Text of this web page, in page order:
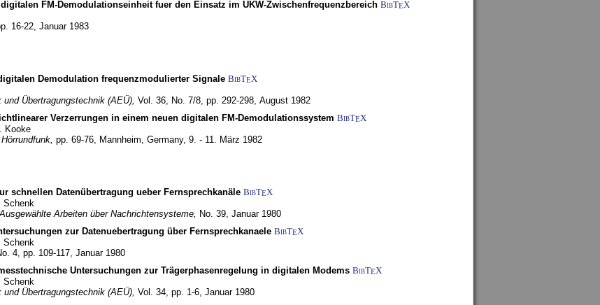
FM-Demodulationseinheit fuer den Einsatz im UKW-Zwischenfrequenzbereich BibTEX
16-22, Januar 1983
Demodulation frequenzmodulierter Signale BibTEX
Übertragungstechnik (AEÜ), Vol. 36, No. 7/8, pp. 292-298, August 1982
Verzerrungen in einem neuen digitalen FM-Demodulationssystem BibTEX
Kooke
pp. 69-76, Mannheim, Germany, 9. - 11. März 1982
schnellen Datenübertragung ueber Fernsprechkanäle BibTEX
Schenk
Ausgewählte Arbeiten über Nachrichtensysteme, No. 39, Januar 1980
zur Datenuebertragung über Fernsprechkanaele BibTEX
Schenk
4, pp. 109-117, Januar 1980
Untersuchungen zur Trägerphasenregelung in digitalen Modems BibTEX
Schenk
Übertragungstechnik (AEÜ), Vol. 34, pp. 1-6, Januar 1980